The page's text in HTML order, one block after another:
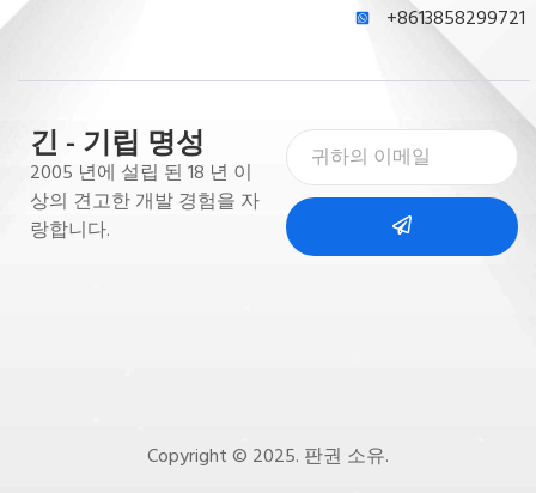
+8613858299721
긴 - 기립 명성
2005 년에 설립 된 18 년 이
상의 견고한 개발 경험을 자
랑합니다.
Copyright © 2025. 판권 소유.